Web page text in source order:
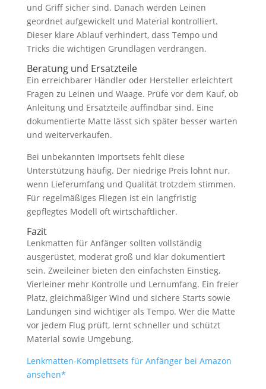
und Griff sicher sind. Danach werden Leinen
geordnet aufgewickelt und Material kontrolliert.
Dieser klare Ablauf verhindert, dass Tempo und
Tricks die wichtigen Grundlagen verdrängen.
Beratung und Ersatzteile
Ein erreichbarer Händler oder Hersteller erleichtert
Fragen zu Leinen und Waage. Prüfe vor dem Kauf, ob
Anleitung und Ersatzteile auffindbar sind. Eine
dokumentierte Matte lässt sich später besser warten
und weiterverkaufen.
Bei unbekannten Importsets fehlt diese
Unterstützung häufig. Der niedrige Preis lohnt nur,
wenn Lieferumfang und Qualität trotzdem stimmen.
Für regelmäßiges Fliegen ist ein langfristig
gepflegtes Modell oft wirtschaftlicher.
Fazit
Lenkmatten für Anfänger sollten vollständig
ausgerüstet, moderat groß und klar dokumentiert
sein. Zweileiner bieten den einfachsten Einstieg,
Vierleiner mehr Kontrolle und Lernumfang. Ein freier
Platz, gleichmäßiger Wind und sichere Starts sowie
Landungen sind wichtiger als Tempo. Wer die Matte
vor jedem Flug prüft, lernt schneller und schützt
Material sowie Umgebung.
Lenkmatten-Komplettsets für Anfänger bei Amazon
ansehen*